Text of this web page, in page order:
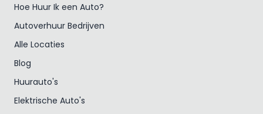
Hoe Huur Ik een Auto?
Autoverhuur Bedrijven
Alle Locaties
Blog
Huurauto's
Elektrische Auto's